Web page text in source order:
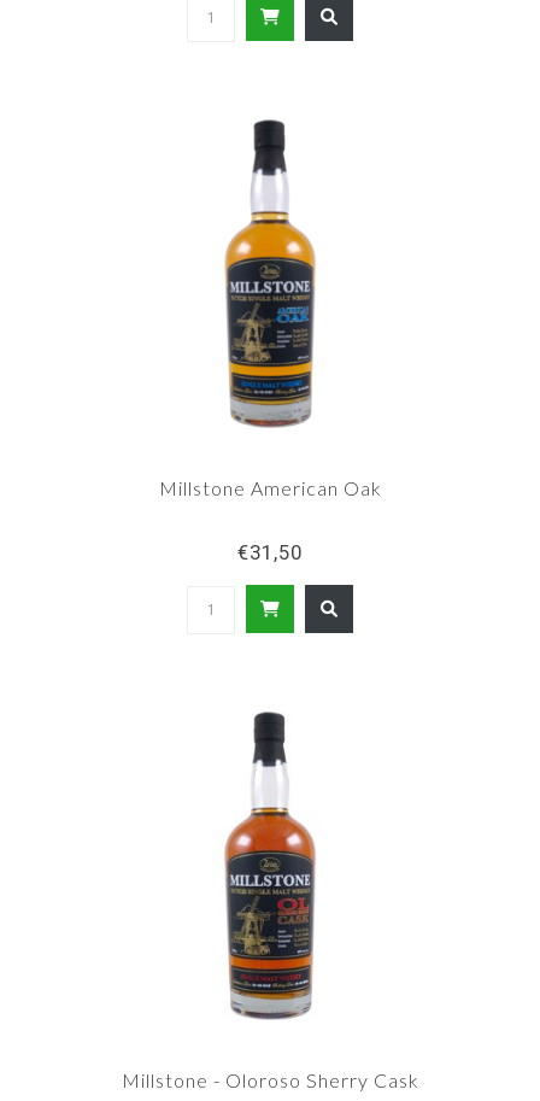
Millstone American Oak
€31,50
Millstone - Oloroso Sherry Cask